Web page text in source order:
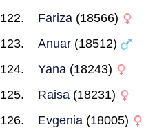
Fariza (18566)
Anuar (18512)
Yana (18243)
Raisa (18231)
Evgenia (18005)